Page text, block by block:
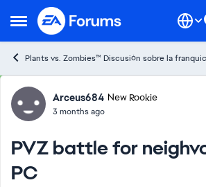
Open Side Menu
Skip to content
Plants vs. Zombies™ Discusión sobre la
Forum Discussion
Arceus684 New Rookie
3 months ago
PVZ battle for
PC